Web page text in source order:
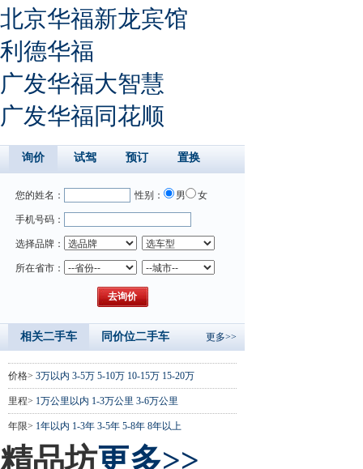
北京华福新龙宾馆
利德华福
广发华福大智慧
广发华福同花顺
询价 试驾 预订 置换
您的姓名： 性别： 男 女
手机号码：
选择品牌：
所在省市：
相关二手车 同价位二手车 更多>>
价格> 3万以内 3-5万 5-10万 10-15万 15-20万
里程> 1万公里以内 1-3万公里 3-6万公里
年限> 1年以内 1-3年 3-5年 5-8年 8年以上
精品坊更多>>